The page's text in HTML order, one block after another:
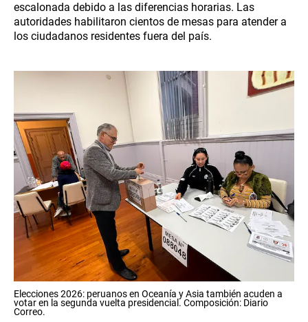
escalonada debido a las diferencias horarias. Las
autoridades habilitaron cientos de mesas para atender a
los ciudadanos residentes fuera del país.
Elecciones 2026: peruanos en Oceanía y Asia también acuden a
votar en la segunda vuelta presidencial. Composición: Diario
Correo.